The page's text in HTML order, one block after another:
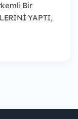
Bir
YAPTI,